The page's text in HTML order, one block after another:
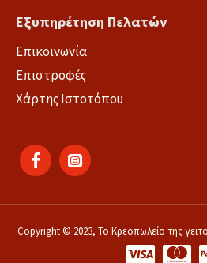
Εξυπηρέτηση Πελατών
Επικοινωνία
Επιστροφές
Χάρτης Ιστοτόπου
Copyright © 2023, Το Κρεοπωλείο της